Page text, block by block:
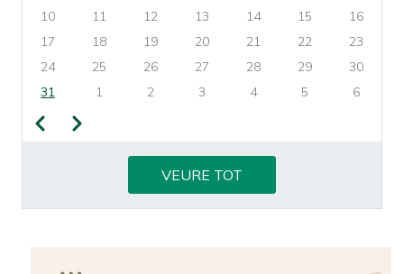
10
11 12 13 14 15
16
17
18 19 20 21 22
23
24
25 26 27 28 29
30
31
1 2 3 4 5 6
Previous
Next
VEURE TOT